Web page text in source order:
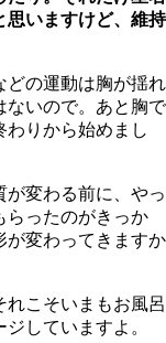
思いますけど、維持
の運動は胸が揺れ
ないので。あと胸で
わりから始めまし
が変わる前に、やっ
らったのがきっか
が変わってきますか
こそいまもお風呂
していますよ。